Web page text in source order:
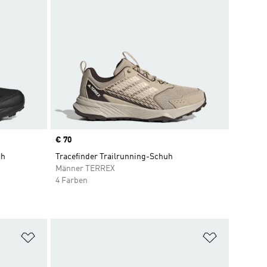
Price
€ 70
Tracefinder Trailrunning-Schuh
Männer TERREX
4 Farben